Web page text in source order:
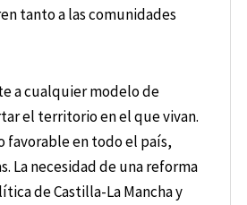
tanto a las comunidades
a cualquier modelo de
el territorio en el que vivan.
favorable en todo el país,
La necesidad de una reforma
de Castilla-La Mancha y